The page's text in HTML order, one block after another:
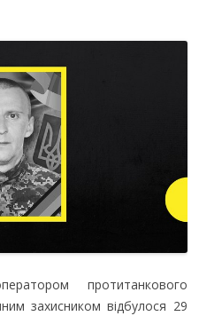
протитанкового
захисником відбулося 29